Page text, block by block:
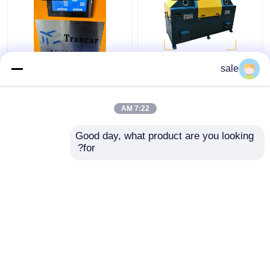
سلك الفولاذ المعدني
sale
7:22 AM
Good day, what product are you looking
for?